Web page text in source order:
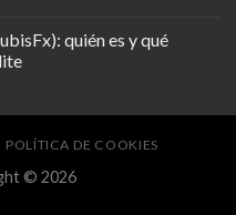
quién es y qué
POLÍTICA DE COOKIES
© 2026